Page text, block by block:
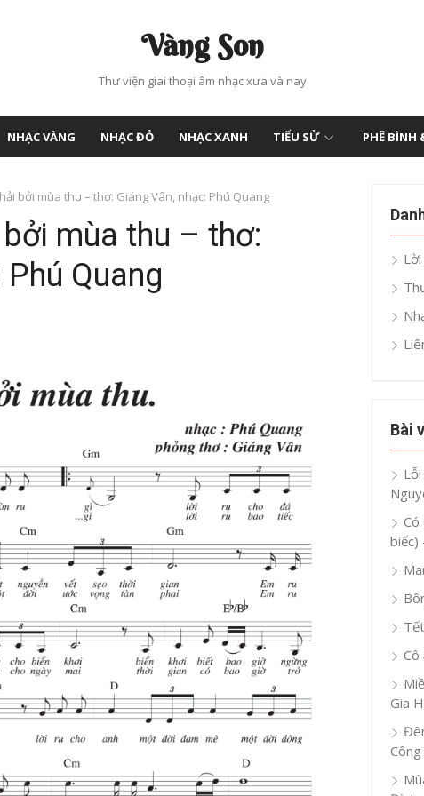
Vàng Son
Thư viện giai thoại âm nhạc xưa và nay
NHẠC VÀNG NHẠC ĐỎ NHẠC XANH TIỂU SỬ PHÊ BÌNH
bởi mùa thu – thơ: Giáng Vân, nhạc: Phú Quang
mùa thu – thơ:
Quang
Bài
Có
biếc)
Cô
Gia
Công